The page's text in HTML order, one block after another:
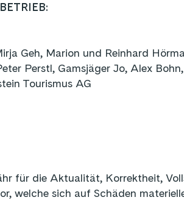
Geh, Marion und Reinhard
Perstl, Gamsjäger Jo, Alex
Tourismus AG
für die Aktualität, Korrektheit,
welche sich auf Schäden